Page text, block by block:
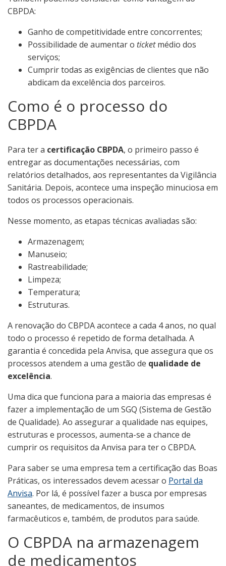
CBPDA:
Ganho de competitividade entre concorrentes;
Possibilidade de aumentar o ticketmédio dos
serviços;
Cumprir todas as exigências de clientes que não
abdicam da excelência dos parceiros.
Como é o processo do
CBPDA
Para ter a certificação CBPDA, o primeiro passo é
entregar as documentações necessárias, com
relatórios detalhados, aos representantes da Vigilância
Sanitária. Depois, acontece uma inspeção minuciosa em
todos os processos operacionais.
Nesse momento, as etapas técnicas avaliadas são:
Armazenagem;
Manuseio;
Rastreabilidade;
Limpeza;
Temperatura;
Estruturas.
A renovação do CBPDA acontece a cada 4 anos, no qual
todo o processo é repetido de forma detalhada. A
garantia é concedida pela Anvisa, que assegura que os
processos atendem a uma gestão de qualidade de
excelência.
Uma dica que funciona para a maioria das empresas é
fazer a implementação de um SGQ (Sistema de Gestão
de Qualidade). Ao assegurar a qualidade nas equipes,
estruturas e processos, aumenta-se a chance de
cumprir os requisitos da Anvisa para ter o CBPDA.
Para saber se uma empresa tem a certificação das Boas
Práticas, os interessados devem acessar o Portal da
Anvisa. Por lá, é possível fazer a busca por empresas
saneantes, de medicamentos, de insumos
farmacêuticos e, também, de produtos para saúde.
O CBPDA na armazenagem
de medicamentos